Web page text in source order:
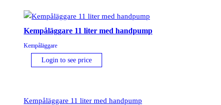
Kempåläggare 11 liter med handpump
Kempåläggare
Login to see price
Kempåläggare 11 liter med handpump